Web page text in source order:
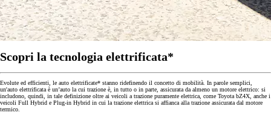
Scopri la tecnologia elettrificata*
Evolute ed efficienti, le auto elettrificate* stanno ridefinendo il concetto di mobilità. In parole semplici,
un'auto elettrificata è un’auto la cui trazione è, in tutto o in parte, assicurata da almeno un motore elettrico: si
includono, quindi, in tale definizione oltre ai veicoli a trazione puramente elettrica, come Toyota bZ4X, anche i
veicoli Full Hybrid e Plug-in Hybrid in cui la trazione elettrica si affianca alla trazione assicurata dal motore
termico.